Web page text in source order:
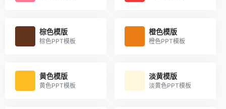
棕色模版
棕色PPT模板
橙色模版
橙色PPT模板
黄色模版
黄色PPT模板
淡黄模版
淡黄色PPT模板